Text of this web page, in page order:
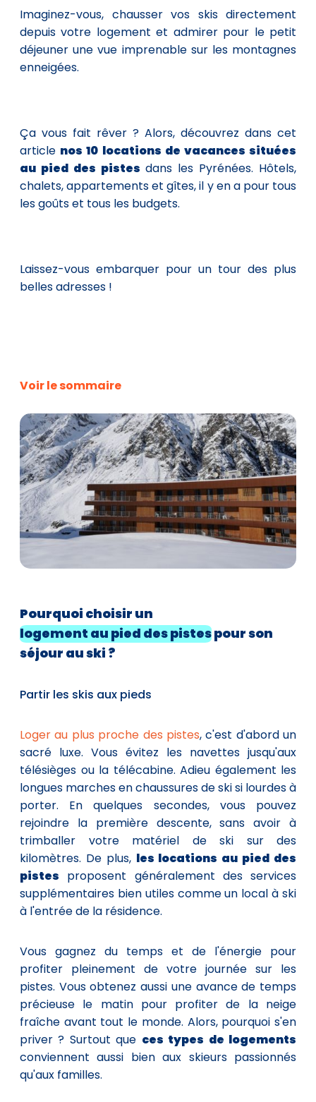
Imaginez-vous, chausser vos skis directement
depuis votre logement et admirer pour le petit
déjeuner une vue imprenable sur les montagnes
enneigées.
Ça vous fait rêver ? Alors, découvrez dans cet
article nos 10 locations de vacances situées
au pied des pistes dans les Pyrénées. Hôtels,
chalets, appartements et gîtes, il y en a pour tous
les goûts et tous les budgets.
Laissez-vous embarquer pour un tour des plus
belles adresses !
Voir le sommaire
Pourquoi choisir un
logement au pied des pistespour son
séjour au ski ?
Partir les skis aux pieds
Loger au plus proche des pistes, c'est d'abord un
sacré luxe. Vous évitez les navettes jusqu'aux
télésièges ou la télécabine. Adieu également les
longues marches en chaussures de ski si lourdes à
porter. En quelques secondes, vous pouvez
rejoindre la première descente, sans avoir à
trimballer votre matériel de ski sur des
kilomètres. De plus, les locations au pied des
pistes proposent généralement des services
supplémentaires bien utiles comme un local à ski
à l'entrée de la résidence.
Vous gagnez du temps et de l'énergie pour
profiter pleinement de votre journée sur les
pistes. Vous obtenez aussi une avance de temps
précieuse le matin pour profiter de la neige
fraîche avant tout le monde. Alors, pourquoi s'en
priver ? Surtout que ces types de logements
conviennent aussi bien aux skieurs passionnés
qu'aux familles.